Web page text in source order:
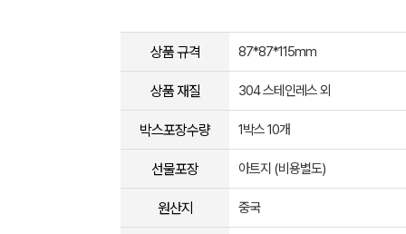
상품 규격 87*87*115mm
상품 재질 304 스테인레스 외
박스포장수량 1박스 10개
선물포장 아트지 (비용별도)
원산지 중국